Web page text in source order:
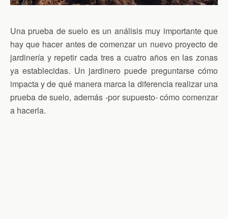
Una prueba de suelo es un análisis muy importante que
hay que hacer antes de comenzar un nuevo proyecto de
jardinería y repetir cada tres a cuatro años en las zonas
ya establecidas. Un jardinero puede preguntarse cómo
impacta y de qué manera marca la diferencia realizar una
prueba de suelo, además -por supuesto- cómo comenzar
a hacerla.